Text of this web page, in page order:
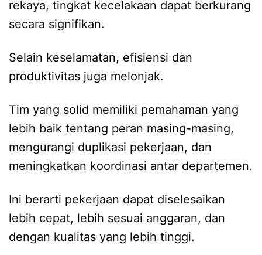
rekaya, tingkat kecelakaan dapat berkurang
secara signifikan.
Selain keselamatan, efisiensi dan
produktivitas juga melonjak.
Tim yang solid memiliki pemahaman yang
lebih baik tentang peran masing-masing,
mengurangi duplikasi pekerjaan, dan
meningkatkan koordinasi antar departemen.
Ini berarti pekerjaan dapat diselesaikan
lebih cepat, lebih sesuai anggaran, dan
dengan kualitas yang lebih tinggi.